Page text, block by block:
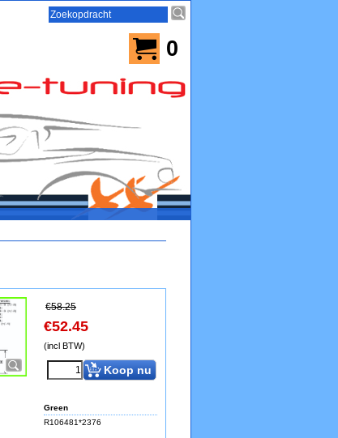
0
€58.25
€52.45
(incl BTW)
Koop nu
Green
R106481*2376